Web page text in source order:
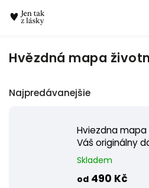
Hvězdná mapa
Najpredávanejšie
Hviezdna
Váš originálny
Skladem
od 490 Kč